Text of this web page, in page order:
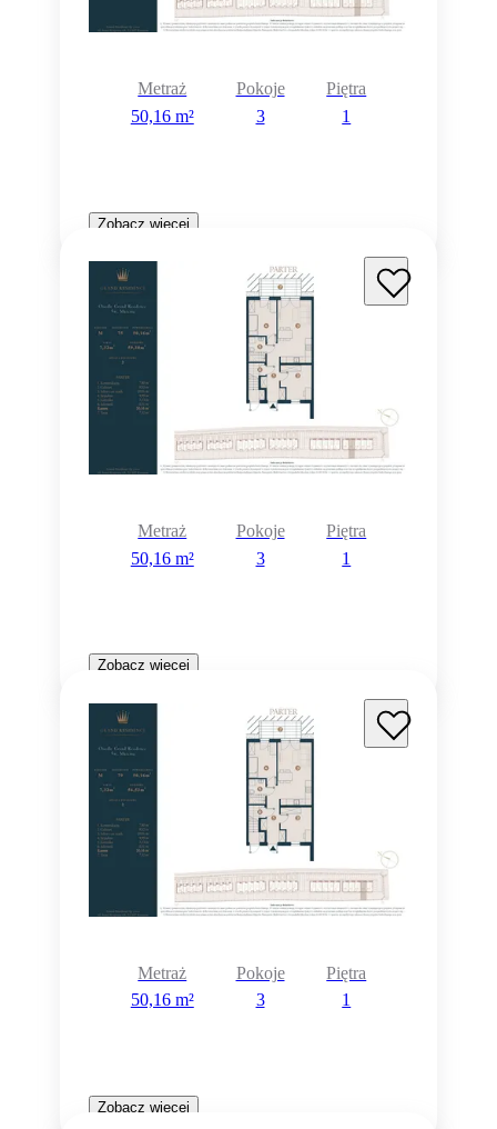
Metraż
50,16 m²
Pokoje
3
Piętra
1
Zobacz więcej
Metraż
50,16 m²
Pokoje
3
Piętra
1
Zobacz więcej
Metraż
50,16 m²
Pokoje
3
Piętra
1
Zobacz więcej